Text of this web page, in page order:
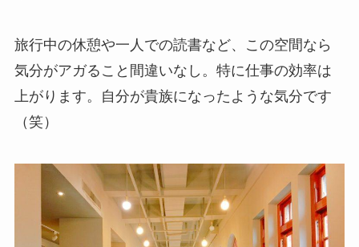
旅行中の休憩や一人での読書など、この空間なら
気分がアガる こと間違いなし。特に仕事の効率は
上がります。自分が貴族になったような気分です
（笑）